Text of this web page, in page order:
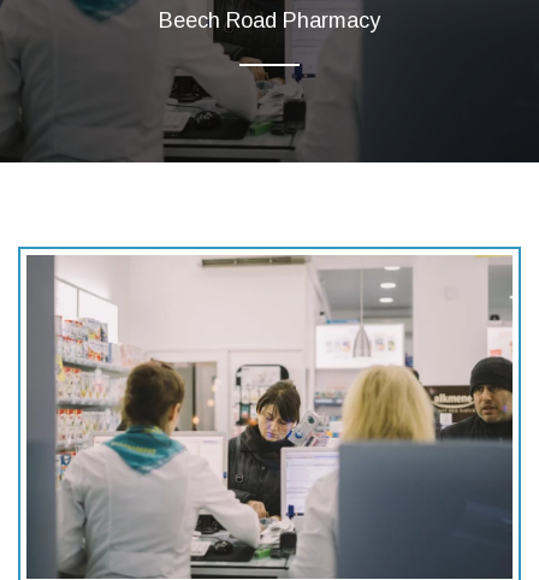
Beech Road Pharmacy